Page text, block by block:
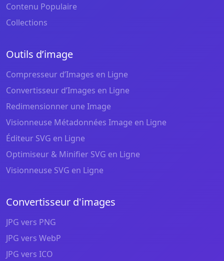
Contenu Populaire
Collections
Outils d’image
Compresseur d’Images en Ligne
Convertisseur d’Images en Ligne
Redimensionner une Image
Visionneuse Métadonnées Image en Ligne
Éditeur SVG en Ligne
Optimiseur & Minifier SVG en Ligne
Visionneuse SVG en Ligne
Convertisseur d'images
JPG vers PNG
JPG vers WebP
JPG vers ICO